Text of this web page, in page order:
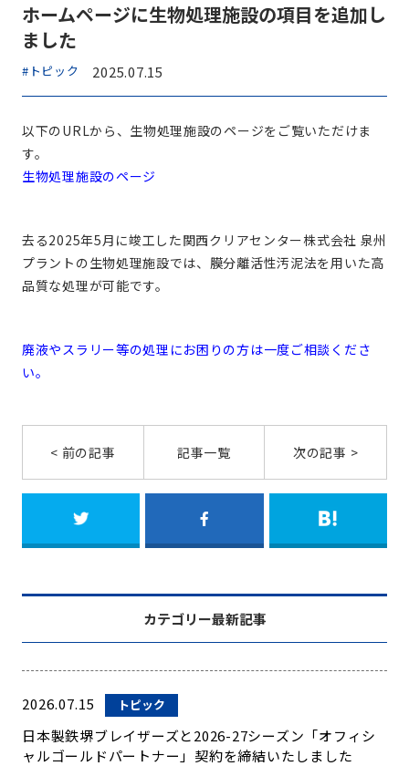
ホームページに生物処理施設の項目を追加し
ました
#トピック 2025.07.15
以下のURLから、生物処理施設のページをご覧いただけま
す。
生物処理施設のページ
去る2025年5月に竣工した関西クリアセンター株式会社 泉州
プラントの生物処理施設では、膜分離活性汚泥法を用いた高
品質な処理が可能です。
廃液やスラリー等の処理にお困りの方は一度ご相談くださ
い。
< 前の記事 記事一覧 次の記事 >
カテゴリー最新記事
2026.07.15 トピック
日本製鉄堺ブレイザーズと2026-27シーズン「オフィシ
ャルゴールドパートナー」契約を締結いたしました